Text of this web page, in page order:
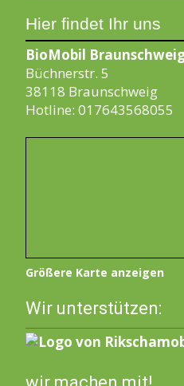
Hier findet Ihr uns
BioMobil
Büchnerstr. 5
38118 Braunschweig
Hotline: 017643568055
Größere Karte anzeigen
Wir unterstützen: